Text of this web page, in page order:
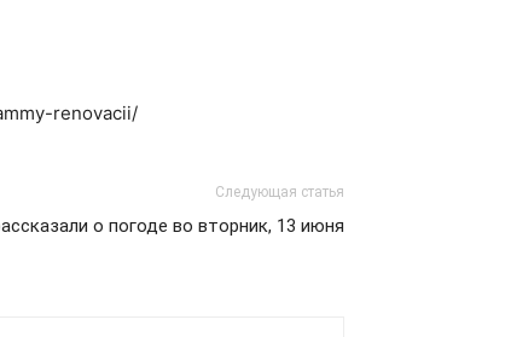
renovacii/
Следующая статья
о погоде во вторник, 13 июня